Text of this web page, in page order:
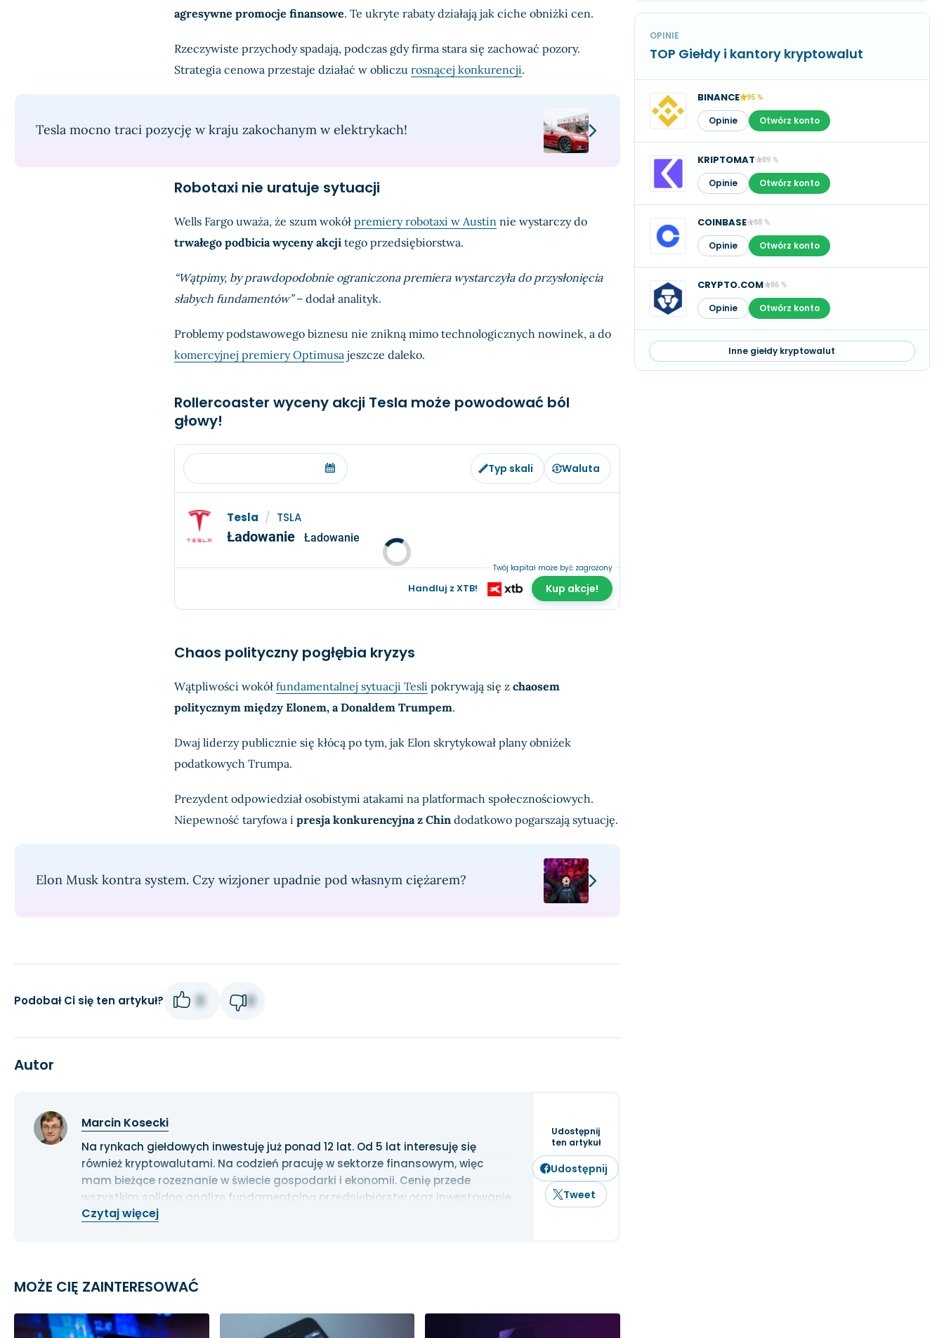
agresywne promocje finansowe. Te ukryte rabaty działają jak ciche obniżki cen.
Rzeczywiste przychody spadają, podczas gdy firma stara się zachować pozory.
Strategia cenowa przestaje działać w obliczu rosnącej konkurencji.
Tesla mocno traci pozycję w kraju zakochanym w elektrykach!
Robotaxi nie uratuje sytuacji
Wells Fargo uważa, że szum wokół premiery robotaxi w Austin nie wystarczy do
trwałego podbicia wyceny akcjitego przedsiębiorstwa.
“Wątpimy, by prawdopodobnie ograniczona premiera wystarczyła do przysłonięcia
słabych fundamentów”– dodał analityk.
Problemy podstawowego biznesu nie znikną mimo technologicznych nowinek, a do
komercyjnej premiery Optimusa jeszcze daleko.
Rollercoaster wyceny akcji Tesla może powodować ból
głowy!
Typ skali Waluta
Tesla / TSLA
Ładowanie Ładowanie
Handluj z XTB!
Twój kapitał może być zagrożony
Kup akcje!
Chaos polityczny pogłębia kryzys
Wątpliwości wokół fundamentalnej sytuacji Tesli pokrywają się z chaosem
politycznym między Elonem, a Donaldem Trumpem.
Dwaj liderzy publicznie się kłócą po tym, jak Elon skrytykował plany obniżek
podatkowych Trumpa.
Prezydent odpowiedział osobistymi atakami na platformach społecznościowych.
Niepewność taryfowa i presja konkurencyjna z Chindodatkowo pogarszają sytuację.
Elon Musk kontra system. Czy wizjoner upadnie pod własnym ciężarem?
Podobał Ci się ten artykuł? 0 0
Autor
Marcin Kosecki
Na rynkach giełdowych inwestuję już ponad 12 lat. Od 5 lat interesuję się
również kryptowalutami. Na codzień pracuję w sektorze finansowym, więc
mam bieżące rozeznanie w świecie gospodarki i ekonomii. Cenię przede
wszystkim solidną analizę fundamentalną przedsiębiorstw oraz inwestowanie
długoterminowe.
Czytaj więcej
Udostępnij
ten artykuł
Udostępnij
Tweet
MOŻE CIĘ ZAINTERESOWAĆ
OPINIE
TOP Giełdy i kantory kryptowalut
BINANCE 95 %
Opinie Otwórz konto
KRIPTOMAT 89 %
Opinie Otwórz konto
COINBASE 88 %
Opinie Otwórz konto
CRYPTO.COM 86 %
Opinie Otwórz konto
Inne giełdy kryptowalut